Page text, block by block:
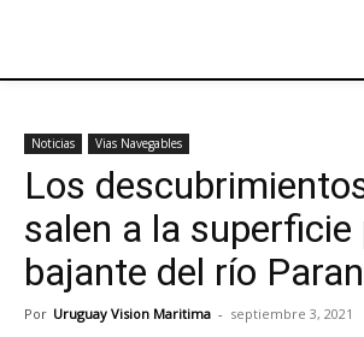
Noticias Vias Navegables
Los
salen a la superficie
bajante del río
Por Uruguay Vision Maritima - septiembre 3, 2021